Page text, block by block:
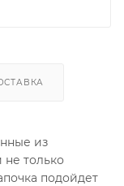
из
только
подойдет